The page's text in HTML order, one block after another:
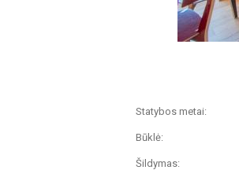
Statybos metai:
Būklė:
Šildymas: